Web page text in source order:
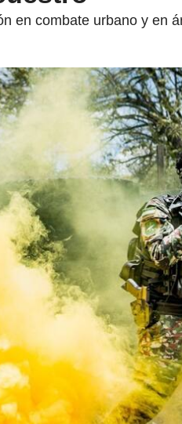
en combate urbano y en